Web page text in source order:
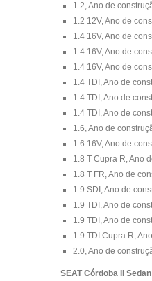
1.2, Ano de
1.2 12V, Ano de
1.4 16V, Ano de
1.4 16V, Ano de
1.4 16V, Ano de
1.4 TDI, Ano de
1.4 TDI, Ano de
1.4 TDI, Ano de
1.6, Ano de
1.6 16V, Ano de
1.8 T Cupra R, Ano
1.8 T FR, Ano de
1.9 SDI, Ano de
1.9 TDI, Ano de
1.9 TDI, Ano de
1.9 TDI Cupra R,
2.0, Ano de
SEAT Córdoba II